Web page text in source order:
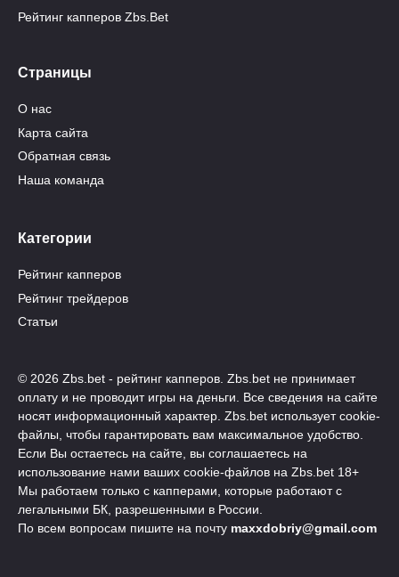
Рейтинг капперов Zbs.Bet
Страницы
О нас
Карта сайта
Обратная связь
Наша команда
Категории
Рейтинг капперов
Рейтинг трейдеров
Статьи
© 2026 Zbs.bet - рейтинг капперов. Zbs.bet не принимает
оплату и не проводит игры на деньги. Все сведения на сайте
носят информационный характер. Zbs.bet использует cookie-
файлы, чтобы гарантировать вам максимальное удобство.
Если Вы остаетесь на сайте, вы соглашаетесь на
использование нами ваших cookie-файлов на Zbs.bet 18+
Мы работаем только с капперами, которые работают с
легальными БК, разрешенными в России.
По всем вопросам пишите на почту maxxdobriy@gmail.com